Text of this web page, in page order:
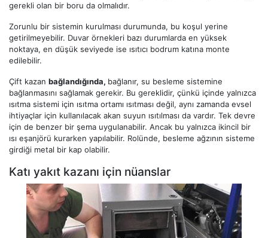
gerekli olan bir boru da olmalıdır.
Zorunlu bir sistemin kurulması durumunda, bu koşul yerine
getirilmeyebilir. Duvar örnekleri bazı durumlarda en yüksek
noktaya, en düşük seviyede ise ısıtıcı bodrum katına monte
edilebilir.
Çift kazan bağlandığında, bağlanır, su besleme sistemine
bağlanmasını sağlamak gerekir. Bu gereklidir, çünkü içinde yalnızca
ısıtma sistemi için ısıtma ortamı ısıtması değil, aynı zamanda evsel
ihtiyaçlar için kullanılacak akan suyun ısıtılması da vardır. Tek devre
için de benzer bir şema uygulanabilir. Ancak bu yalnızca ikincil bir
ısı eşanjörü kurarken yapılabilir. Rolünde, besleme ağzının sisteme
girdiği metal bir kap olabilir.
Katı yakıt kazanı için nüanslar